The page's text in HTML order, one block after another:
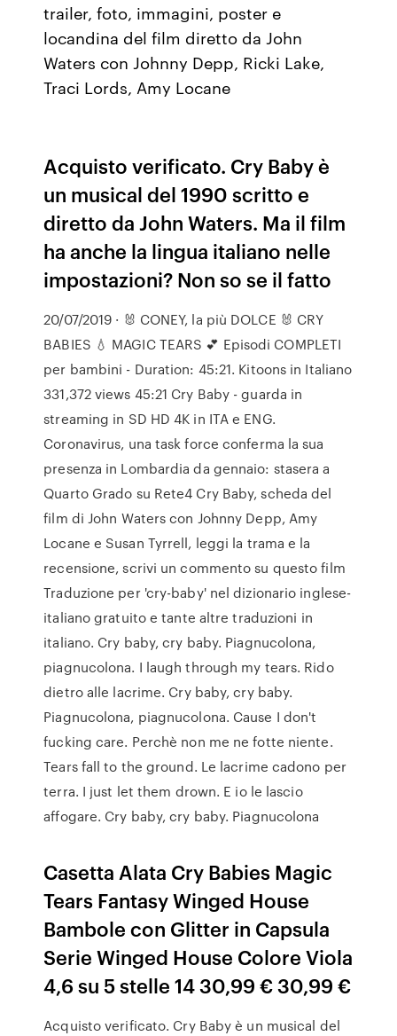
trailer, foto, immagini, poster e
locandina del film diretto da John
Waters con Johnny Depp, Ricki Lake,
Traci Lords, Amy Locane
Acquisto verificato. Cry Baby è
un musical del 1990 scritto e
diretto da John Waters. Ma il film
ha anche la lingua italiano nelle
impostazioni? Non so se il fatto
20/07/2019 · 🐰 CONEY, la più DOLCE 🐰 CRY
BABIES 💧 MAGIC TEARS 💕 Episodi COMPLETI
per bambini - Duration: 45:21. Kitoons in Italiano
331,372 views 45:21 Cry Baby - guarda in
streaming in SD HD 4K in ITA e ENG.
Coronavirus, una task force conferma la sua
presenza in Lombardia da gennaio: stasera a
Quarto Grado su Rete4 Cry Baby, scheda del
film di John Waters con Johnny Depp, Amy
Locane e Susan Tyrrell, leggi la trama e la
recensione, scrivi un commento su questo film
Traduzione per 'cry-baby' nel dizionario inglese-
italiano gratuito e tante altre traduzioni in
italiano. Cry baby, cry baby. Piagnucolona,
piagnucolona. I laugh through my tears. Rido
dietro alle lacrime. Cry baby, cry baby.
Piagnucolona, piagnucolona. Cause I don't
fucking care. Perchè non me ne fotte niente.
Tears fall to the ground. Le lacrime cadono per
terra. I just let them drown. E io le lascio
affogare. Cry baby, cry baby. Piagnucolona
Casetta Alata Cry Babies Magic
Tears Fantasy Winged House
Bambole con Glitter in Capsula
Serie Winged House Colore Viola
4,6 su 5 stelle 14 30,99 € 30,99 €
Acquisto verificato. Cry Baby è un musical del